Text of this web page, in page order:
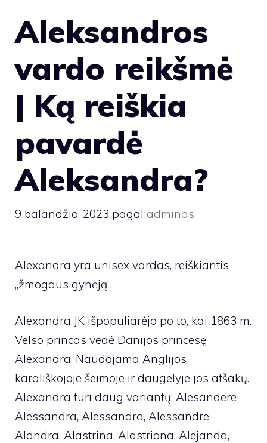
Aleksandros
vardo reikšmė
| Ką reiškia
pavardė
Aleksandra?
9 balandžio, 2023 pagal adminas
Alexandra yra unisex vardas, reiškiantis
„žmogaus gynėją“.
Alexandra JK išpopuliarėjo po to, kai 1863 m.
Velso princas vedė Danijos princesę
Alexandra. Naudojama Anglijos
karališkojoje šeimoje ir daugelyje jos atšakų.
Alexandra turi daug variantų: Alesandere
Alessandra, Alessandra, Alessandre,
Alandra, Alastrina, Alastriona, Alejanda,